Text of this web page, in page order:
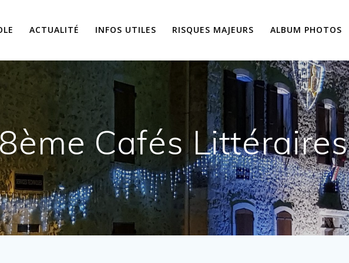
ACTUALITÉ INFOS UTILES RISQUES MAJEURS ALBUM PHOTOS
Cafés Littéraires